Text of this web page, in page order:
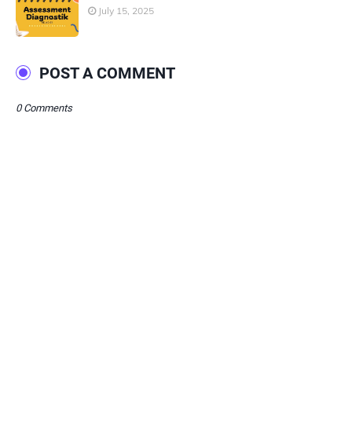
July 15, 2025
POST A COMMENT
0 Comments